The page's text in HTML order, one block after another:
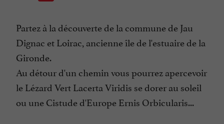
Partez à la découverte de la commune de Jau
Dignac et Loirac, ancienne île de l'estuaire de la
Gironde.
Au détour d'un chemin vous pourrez apercevoir
le Lézard Vert Lacerta Viridis se dorer au soleil
ou une Cistude d'Europe Ernis Orbicularis...